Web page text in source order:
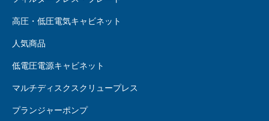
高圧・低圧電気キャビネット
人気商品
低電圧電源キャビネット
マルチディスクスクリュープレス
プランジャーポンプ